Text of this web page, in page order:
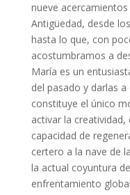
nueve
Antigüedad, desde
hasta lo que, con
acostumbramos a
María es un
del pasado y darlas
constituye el único
activar la creatividad,
capacidad de
certero a la nave de
la actual coyuntura
enfrentamiento